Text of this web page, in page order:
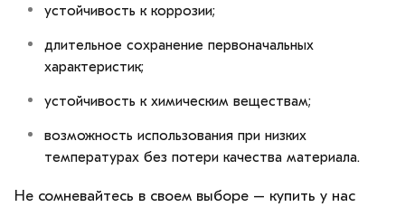
устойчивость к коррозии;
длительное сохранение первоначальных
характеристик;
устойчивость к химическим веществам;
возможность использования при низких
температурах без потери качества материала.
Не сомневайтесь в своем выборе – купить у нас